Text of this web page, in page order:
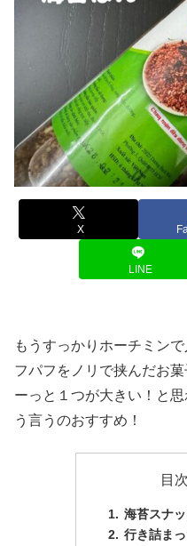
X
LINE
もうすっかりホーチミン
フパフをノリで挟んだお
ーっと１つが大きい！と
う言うのおすすめ！
目次
海苔スナッ
行き詰ま